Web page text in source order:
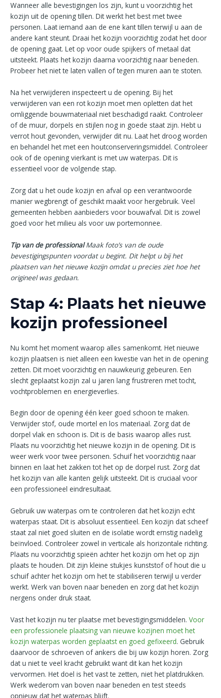
Wanneer alle bevestigingen los zijn, kunt u voorzichtig het
kozijn uit de opening tillen. Dit werkt het best met twee
personen. Laat iemand aan de ene kant tillen terwijl u aan de
andere kant steunt. Draai het kozijn voorzichtig zodat het door
de opening gaat. Let op voor oude spijkers of metaal dat
uitsteekt. Plaats het kozijn daarna voorzichtig naar beneden.
Probeer het niet te laten vallen of tegen muren aan te stoten.
Na het verwijderen inspecteert u de opening. Bij het
verwijderen van een rot kozijn moet men opletten dat het
omliggende bouwmateriaal niet beschadigd raakt. Controleer
of de muur, dorpels en stijlen nog in goede staat zijn. Hebt u
verrot hout gevonden, verwijder dit nu. Laat het droog worden
en behandel het met een houtconserveringsmiddel. Controleer
ook of de opening vierkant is met uw waterpas. Dit is
essentieel voor de volgende stap.
Zorg dat u het oude kozijn en afval op een verantwoorde
manier wegbrengt of geschikt maakt voor hergebruik. Veel
gemeenten hebben aanbieders voor bouwafval. Dit is zowel
goed voor het milieu als voor uw portemonnee.
Tip van de professional Maak foto’s van de oude
bevestigingspunten voordat u begint. Dit helpt u bij het
plaatsen van het nieuwe kozijn omdat u precies ziet hoe het
origineel was gedaan.
Stap 4: Plaats het nieuwe
kozijn professioneel
Nu komt het moment waarop alles samenkomt. Het nieuwe
kozijn plaatsen is niet alleen een kwestie van het in de opening
zetten. Dit moet voorzichtig en nauwkeurig gebeuren. Een
slecht geplaatst kozijn zal u jaren lang frustreren met tocht,
vochtproblemen en energieverlies.
Begin door de opening één keer goed schoon te maken.
Verwijder stof, oude mortel en los materiaal. Zorg dat de
dorpel vlak en schoon is. Dit is de basis waarop alles rust.
Plaats nu voorzichtig het nieuwe kozijn in de opening. Dit is
weer werk voor twee personen. Schuif het voorzichtig naar
binnen en laat het zakken tot het op de dorpel rust. Zorg dat
het kozijn van alle kanten gelijk uitsteekt. Dit is cruciaal voor
een professioneel eindresultaat.
Gebruik uw waterpas om te controleren dat het kozijn echt
waterpas staat. Dit is absoluut essentieel. Een kozijn dat scheef
staat zal niet goed sluiten en de isolatie wordt ernstig nadelig
beïnvloed. Controleer zowel in verticale als horizontale richting.
Plaats nu voorzichtig spieën achter het kozijn om het op zijn
plaats te houden. Dit zijn kleine stukjes kunststof of hout die u
schuif achter het kozijn om het te stabiliseren terwijl u verder
werkt. Werk van boven naar beneden en zorg dat het kozijn
nergens onder druk staat.
Vast het kozijn nu ter plaatse met bevestigingsmiddelen.Voor
een professionele plaatsing van nieuwe kozijnen moet het
kozijn waterpas worden geplaatst en goed gefixeerd. Gebruik
daarvoor de schroeven of ankers die bij uw kozijn horen. Zorg
dat u niet te veel kracht gebruikt want dit kan het kozijn
vervormen. Het doel is het vast te zetten, niet het platdrukken.
Werk wederom van boven naar beneden en test steeds
opnieuw dat het waterpas blijft.